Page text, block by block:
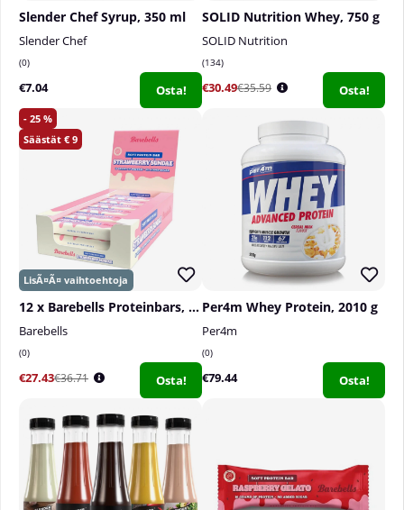
Slender Chef Syrup, 350 ml
Slender Chef
0
€7.04 Osta!
SOLID Nutrition Whey, 750 g
SOLID Nutrition
134
€30.49€35.59 Osta!
25
9
12 x Barebells Proteinbars, 55 g
Barebells
0
€27.43€36.71 Osta!
Per4m Whey Protein, 2010 g
Per4m
0
€79.44 Osta!